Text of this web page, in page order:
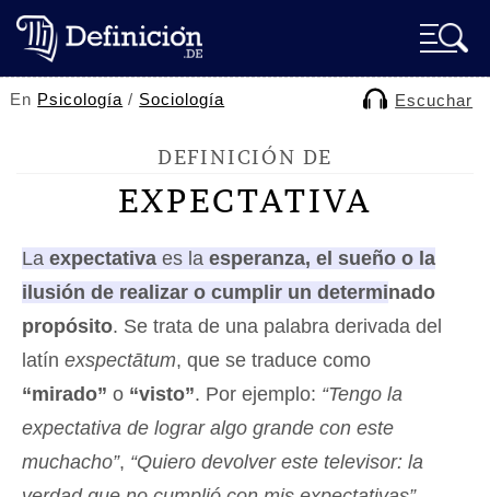
En Psicología / Sociología Escuchar
DEFINICIÓN DE
EXPECTATIVA
La expectativa es la esperanza, el sueño o la
ilusión de realizar o cumplir un determinado
propósito. Se trata de una palabra derivada del
latín exspectātum, que se traduce como
“mirado” o “visto”. Por ejemplo: “Tengo la
expectativa de lograr algo grande con este
muchacho”, “Quiero devolver este televisor: la